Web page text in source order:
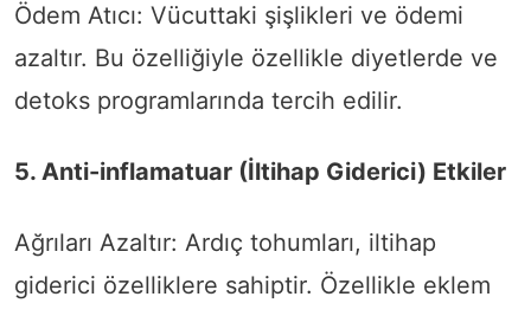
Ödem Atıcı: Vücuttaki şişlikleri ve ödemi
azaltır. Bu özelliğiyle özellikle diyetlerde ve
detoks programlarında tercih edilir.
5. Anti-inflamatuar (İltihap Giderici) Etkiler
Ağrıları Azaltır: Ardıç tohumları, iltihap
giderici özelliklere sahiptir. Özellikle eklem